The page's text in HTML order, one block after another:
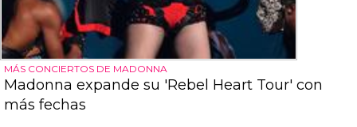
MÁS CONCIERTOS DE MADONNA
Madonna expande su 'Rebel Heart Tour' con
más fechas